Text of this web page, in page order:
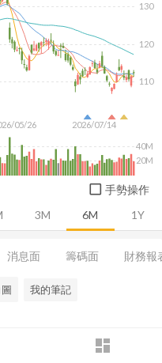
dashboard
3M 6M 1Y
05/26 2026/07/14
110
120
130
20M
40M
手勢操作
消息面 籌碼面 財務報
我的筆記